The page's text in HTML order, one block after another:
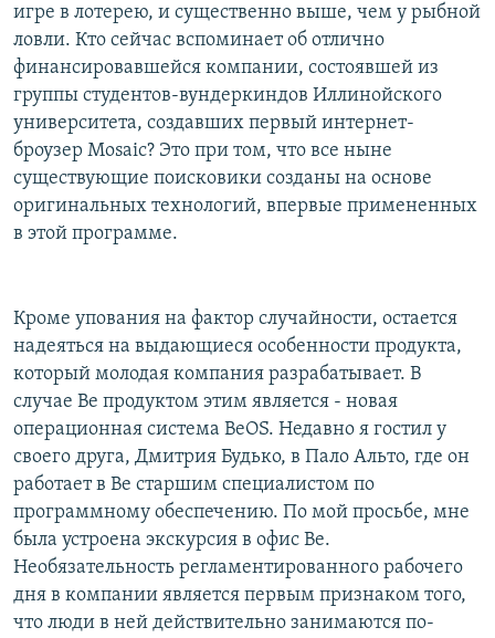
игре в лотерею, и существенно выше, чем у рыбной
ловли. Кто сейчас вспоминает об отлично
финансировавшейся компании, состоявшей из
группы студентов-вундеркиндов Иллинойского
университета, создавших первый интернет-
броузер Mosaic? Это при том, что все ныне
существующие поисковики созданы на основе
оригинальных технологий, впервые примененных
в этой программе.
Кроме упования на фактор случайности, остается
надеяться на выдающиеся особенности продукта,
который молодая компания разрабатывает. В
случае Be продуктом этим является - новая
операционная система BeOS. Недавно я гостил у
своего друга, Дмитрия Будько, в Пало Альто, где он
работает в Be старшим специалистом по
программному обеспечению. По мой просьбе, мне
была устроена экскурсия в офис Be.
Необязательность регламентированного рабочего
дня в компании является первым признаком того,
что люди в ней действительно занимаются по-